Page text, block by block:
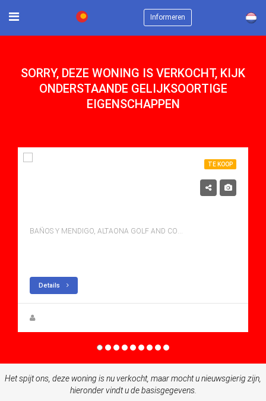
Informeren ×
SORRY, DEZE WONING IS VERKOCHT, KIJK
ONDERSTAANDE GELIJKSOORTIGE
EIGENSCHAPPEN
TE KOOP
BAÑOS Y MENDIGO, ALTAONA GOLF AND COUNTRY VILLAGE
Details
Het spijt ons, deze woning is nu verkocht, maar mocht u nieuwsgierig zijn,
hieronder vindt u de basisgegevens.